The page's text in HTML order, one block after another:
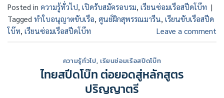
Posted in ความรู้ทั่วไป, เปิดรับสมัครอบรม, เรียนซ่อมเรือสปีดโบ๊ท |
Tagged ทำใบอนุญาตขับเรือ, ศูนย์ฝึกสุพรรณมารีน, เรียนขับเรือสปีด
โบ๊ท, เรียนซ่อมเรือสปีดโบ๊ท Leave a comment
ความรู้ทั่วไป, เรียนซ่อมเรือสปีดโบ๊ท
ไทยสปีดโบ๊ท ต่อยอดสู่หลักสูตร
ปริญญาตรี